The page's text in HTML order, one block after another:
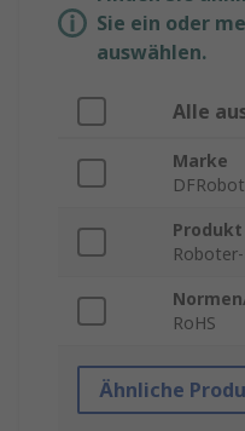
Sie ein oder
auswählen.
Alle
Marke
DFRobot
RoHS
Ähnliche